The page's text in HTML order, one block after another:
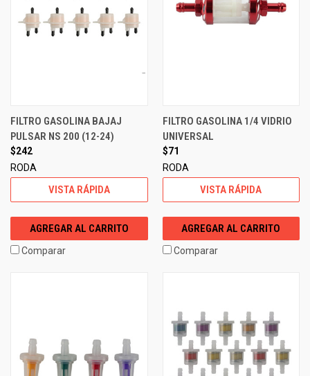
FILTRO GASOLINA BAJAJ
PULSAR NS 200 (12-24)
$242
RODA
VISTA RÁPIDA
AGREGAR AL CARRITO
Comparar
FILTRO GASOLINA 1/4 VIDRIO
UNIVERSAL
$71
RODA
VISTA RÁPIDA
AGREGAR AL CARRITO
Comparar